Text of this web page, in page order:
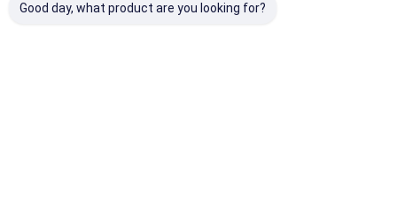
Good day, what product are you looking for?